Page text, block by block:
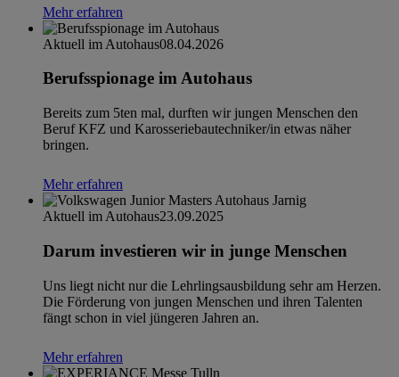
Mehr erfahren
Aktuell im Autohaus08.04.2026
Berufsspionage im Autohaus
Bereits zum 5ten mal, durften wir jungen Menschen den
Beruf KFZ und Karosseriebautechniker/in etwas näher
bringen.
Mehr erfahren
Aktuell im Autohaus23.09.2025
Darum investieren wir in junge Menschen
Uns liegt nicht nur die Lehrlingsausbildung sehr am Herzen.
Die Förderung von jungen Menschen und ihren Talenten
fängt schon in viel jüngeren Jahren an.
Mehr erfahren